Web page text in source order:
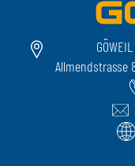
Allmendstrasse